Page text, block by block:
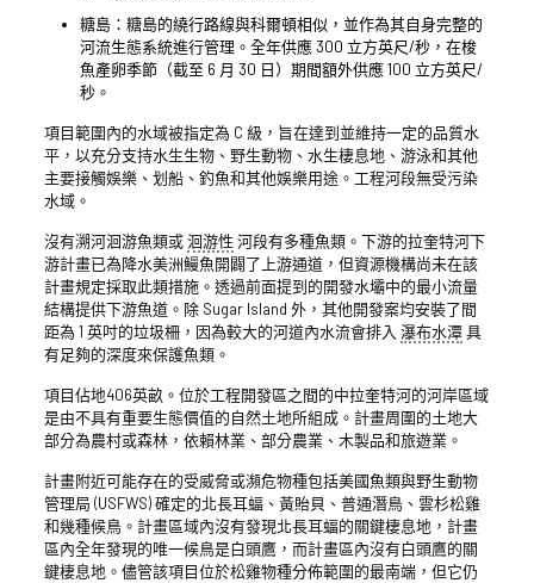
糖島：糖島的繞行路線與科爾頓相似，並作為其自身完整的
河流生態系統進行管理。全年供應 300 立方英尺/秒，在梭
魚產卵季節（截至 6 月 30 日）期間額外供應 100 立方英尺/
秒。
項目範圍內的水域被指定為 C 級，旨在達到並維持一定的品質水
平，以充分支持水生生物、野生動物、水生棲息地、游泳和其他
主要接觸娛樂、划船、釣魚和其他娛樂用途。工程河段無受污染
水域。
沒有溯河洄游魚類或洄游性 河段有多種魚類。下游的拉奎特河下
游計畫已為降水美洲鰻魚開闢了上游通道，但資源機構尚未在該
計畫規定採取此類措施。透過前面提到的開發水壩中的最小流量
結構提供下游魚道。除 Sugar Island 外，其他開發案均安裝了間
距為 1 英吋的垃圾柵，因為較大的河道內水流會排入 瀑布水潭具
有足夠的深度來保護魚類。
項目佔地406英畝。位於工程開發區之間的中拉奎特河的河岸區域
是由不具有重要生態價值的自然土地所組成。計畫周圍的土地大
部分為農村或森林，依賴林業、部分農業、木製品和旅遊業。
計畫附近可能存在的受威脅或瀕危物種包括美國魚類與野生動物
管理局 (USFWS) 確定的北長耳蝠、黃貽貝、普通潛鳥、雲杉松雞
和幾種候鳥。計畫區域內沒有發現北長耳蝠的關鍵棲息地，計畫
區內全年發現的唯一候鳥是白頭鷹，而計畫區內沒有白頭鷹的關
鍵棲息地。儘管該項目位於松雞物種分佈範圍的最南端，但它仍